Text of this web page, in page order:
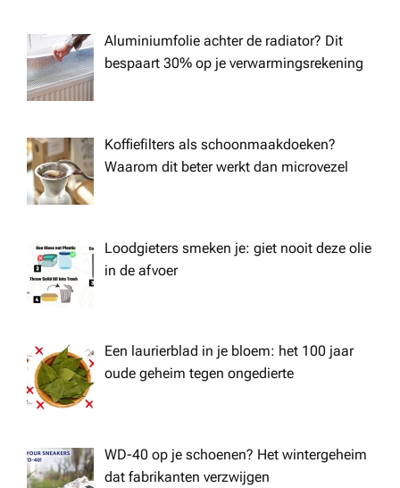
Aluminiumfolie achter de radiator? Dit
bespaart 30% op je verwarmingsrekening
Koffiefilters als schoonmaakdoeken?
Waarom dit beter werkt dan microvezel
Loodgieters smeken je: giet nooit deze olie
in de afvoer
Een laurierblad in je bloem: het 100 jaar
oude geheim tegen ongedierte
WD-40 op je schoenen? Het wintergeheim
dat fabrikanten verzwijgen